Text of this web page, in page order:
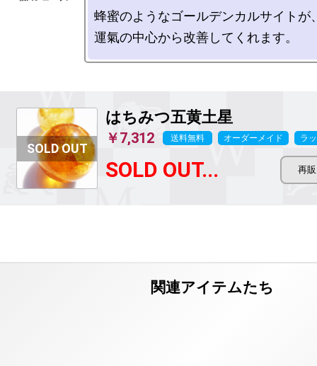
蜂蜜のようなゴールデンカルサイトが
はちみつ五黄土星
￥7,312 送料無料 オーダーメイド ラ
SOLD OUT...